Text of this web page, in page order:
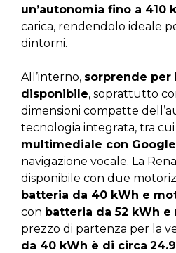
un’autonomia fino a 410
carica, rendendolo ideale
dintorni.
All’interno, sorprende per
disponibile, soprattutto
dimensioni compatte
tecnologia integrata, tra
multimediale con
navigazione vocale. La
disponibile con due
batteria da 40 kWh e
con batteria da 52 kWh e
prezzo di partenza per la
da 40 kWh è di circa